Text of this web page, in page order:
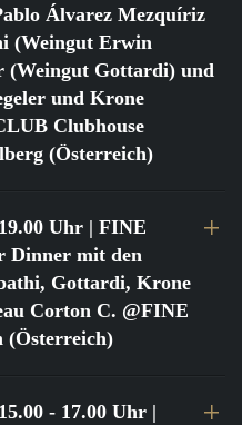
Álvarez Mezquíriz
(Weingut Erwin
(Weingut Gottardi) und
und Krone
Clubhouse
(Österreich)
Uhr | FINE
Dinner mit den
Gottardi, Krone
Corton C. @FINE
(Österreich)
- 17.00 Uhr |